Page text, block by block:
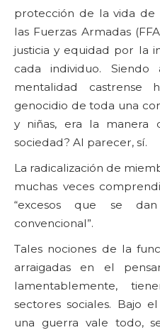
protección de la vida de
las Fuerzas Armadas
justicia y equidad por la
cada individuo.
mentalidad castrense
genocidio de toda una
y niñas, era la
sociedad? Al parecer, sí.
La radicalización de
muchas veces
“excesos que se
convencional”.
Tales nociones de la
arraigadas en el
lamentablemente,
sectores sociales. Bajo
una guerra vale todo,